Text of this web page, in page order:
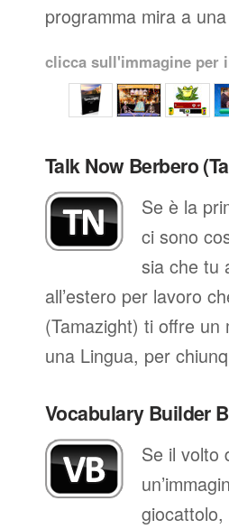
programma mira a
clicca sull'immagine per
Talk Now Berbero
Se è la
ci sono
sia che tu
all’estero per lavoro
(Tamazight) ti offre
una Lingua, per
Vocabulary Builder
Se il volto